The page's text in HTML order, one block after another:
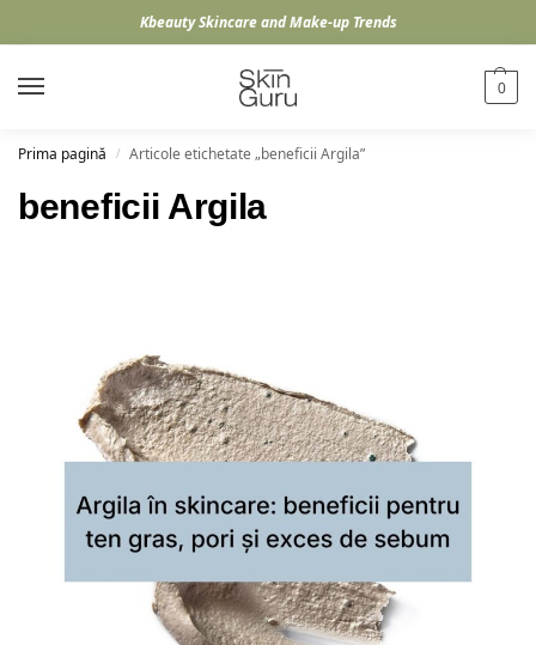
Kbeauty Skincare and Make-up Trends
0
Prima pagină / Articole etichetate „beneficii Argila”
beneficii Argila